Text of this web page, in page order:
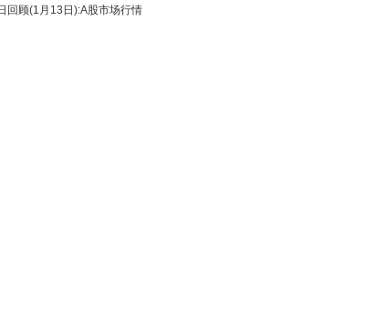
回顾(1月13日):A股市场行情